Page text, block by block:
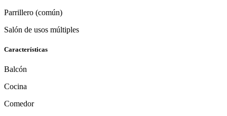
Parrillero (común)
Salón de usos múltiples
Características
Balcón
Cocina
Comedor